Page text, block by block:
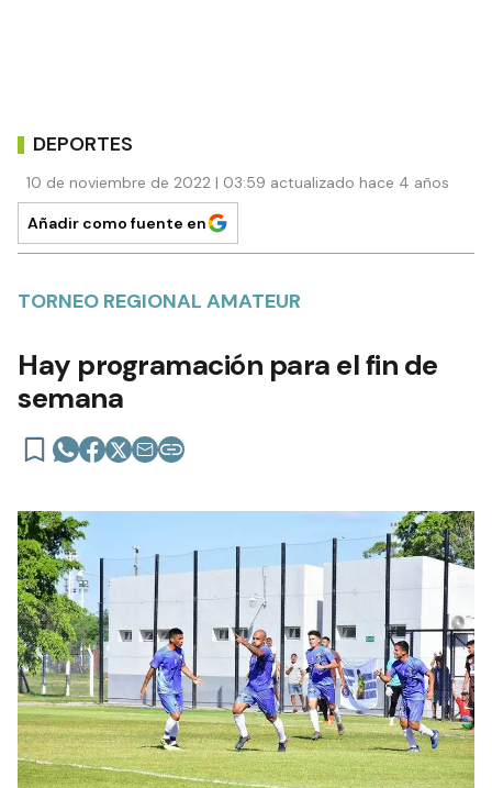
DEPORTES
10 de noviembre de 2022 | 03:59 actualizado hace 4 años
Añadir como fuente en
TORNEO REGIONAL AMATEUR
Hay programación para el fin de
semana